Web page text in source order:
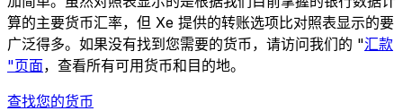
算的主要货币汇率，但 Xe 提供的转账选项比对照表显示的要
广泛得多。如果没有找到您需要的货币，请访问我们的 "汇款
"页面，查看所有可用货币和目的地。
查找您的货币